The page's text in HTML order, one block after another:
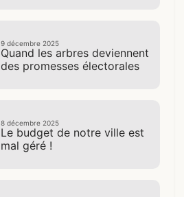
9 décembre 2025
Quand les arbres deviennent
des promesses électorales
8 décembre 2025
Le budget de notre ville est
mal géré !